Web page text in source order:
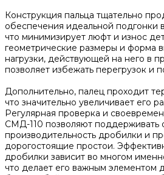
Конструкция пальца тщательно
обеспечения идеальной подгонки
что минимизирует люфт и износ
геометрические размеры и форма
нагрузки, действующей на него в
позволяет избежать перегрузок и
Дополнительно, палец проходит
что значительно увеличивает его
Регулярная проверка и
СМД-110 позволяют поддерживать
производительность дробилки и
дорогостоящие простои.
дробилки зависит во многом
что делает его важным элементом